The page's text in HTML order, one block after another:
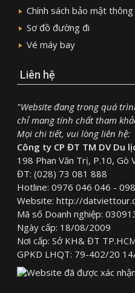
Chính sách bảo mật
Sơ đồ đường đi
Vé máy bay
Liên hệ
"Website đang trong quá
chỉ mang tính chất tham
Mọi chi tiết, vui lòng liên hệ:
Công ty CP ĐT TM DV Du
198 Phan Văn Trị, P.10, Gò
ĐT: (028) 73 081 888
Hotline: 0976 046 046 -
Website: http://
Mã số Doanh nghiệp:
Ngày cấp: 18/08/2009
Nơi cấp: Sở KH& ĐT
GPKD LHQT: 79-402/20